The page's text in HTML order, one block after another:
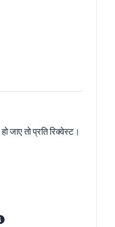
जाए तो प्रति रिक्वेस्ट।